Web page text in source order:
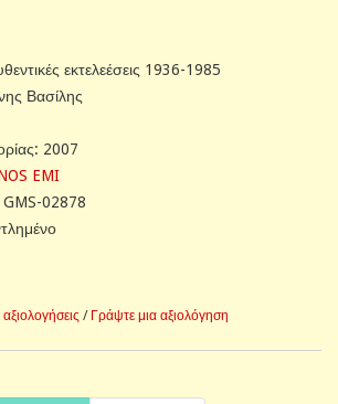
εκτελεέσεις 1936-1985
Βασίλης
2007
EMI
GMS-02878
/ Γράψτε μια αξιολόγηση